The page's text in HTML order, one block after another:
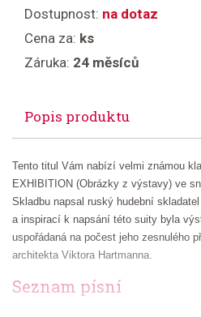
Dostupnost: na dotaz
Cena za: ks
Záruka: 24 měsíců
Popis produktu
Tento titul Vám nabízí velmi známou
EXHIBITION (Obrázky z výstavy) ve
Skladbu napsal ruský hudební
a inspirací k napsání této suity byla
uspořádaná na počest jeho zesnulého
architekta Viktora Hartmanna.
Seznam písní